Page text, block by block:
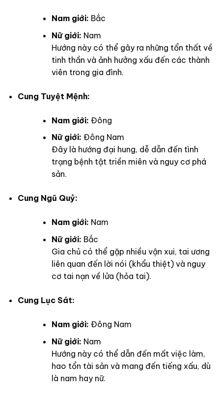
Nam giới: Bắc
Nữ giới: Nam
Hướng này có thể gây ra những tổn thất về
tinh thần và ảnh hưởng xấu đến các thành
viên trong gia đình.
Cung Tuyệt Mệnh:
Nam giới: Đông
Nữ giới: Đông Nam
Đây là hướng đại hung, dễ dẫn đến tình
trạng bệnh tật triền miên và nguy cơ phá
sản.
Cung Ngũ Quỷ:
Nam giới: Nam
Nữ giới: Bắc
Gia chủ có thể gặp nhiều vận xui, tai ương
liên quan đến lời nói (khẩu thiệt) và nguy
cơ tai nạn về lửa (hỏa tai).
Cung Lục Sát:
Nam giới: Đông Nam
Nữ giới: Nam
Hướng này có thể dẫn đến mất việc làm,
hao tổn tài sản và mang đến tiếng xấu, dù
là nam hay nữ.